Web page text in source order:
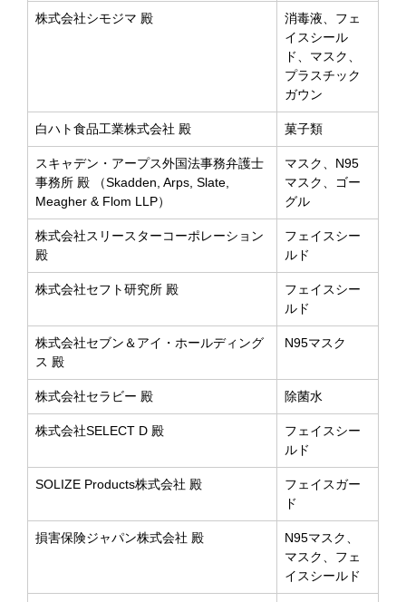
株式会社シモジマ 殿
消毒液、フェ
イスシール
ド、マスク、
プラスチック
ガウン
白ハト食品工業株式会社 殿 菓子類
スキャデン・アープス外国法事務弁護士
事務所 殿 （Skadden, Arps, Slate,
Meagher & Flom LLP）
マスク、N95
マスク、ゴー
グル
株式会社スリースターコーポレーション
殿
フェイスシー
ルド
株式会社セフト研究所 殿
フェイスシー
ルド
株式会社セブン＆アイ・ホールディング
ス 殿
N95マスク
株式会社セラビー 殿 除菌水
株式会社SELECT D 殿
フェイスシー
ルド
SOLIZE Products株式会社 殿
フェイスガー
ド
損害保険ジャパン株式会社 殿
N95マスク、
マスク、フェ
イスシールド